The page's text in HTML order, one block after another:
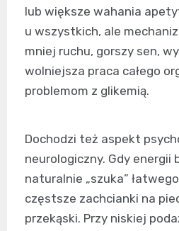
lub większe wahania
u wszystkich, ale
mniej ruchu, gorszy sen,
wolniejsza praca całego
problemom z glikemią.
Dochodzi też aspekt
neurologiczny. Gdy energii
naturalnie „szuka”
częstsze zachcianki na
przekąski. Przy niskiej